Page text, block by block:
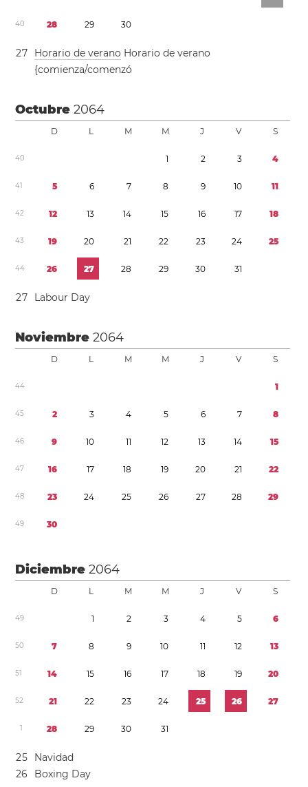
40 28 29 30
27 Horario de verano Horario de verano
{comienza/comenzó
Octubre2064
D L M M J V S
40 1 2 3 4
41 5 6 7 8 9 10 11
42 12 13 14 15 16 17 18
43 19 20 21 22 23 24 25
44 26 27 28 29 30 31
27 Labour Day
Noviembre2064
D L M M J V S
44 1
45 2 3 4 5 6 7 8
46 9 10 11 12 13 14 15
47 16 17 18 19 20 21 22
48 23 24 25 26 27 28 29
49 30
Diciembre2064
D L M M J V S
49 1 2 3 4 5 6
50 7 8 9 10 11 12 13
51 14 15 16 17 18 19 20
52 21 22 23 24 25 26 27
1 28 29 30 31
25
Navidad
26 Boxing Day